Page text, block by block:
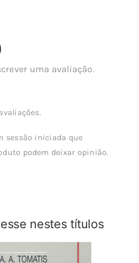
uma avaliação.
sessão iniciada que
podem deixar opinião.
nestes títulos